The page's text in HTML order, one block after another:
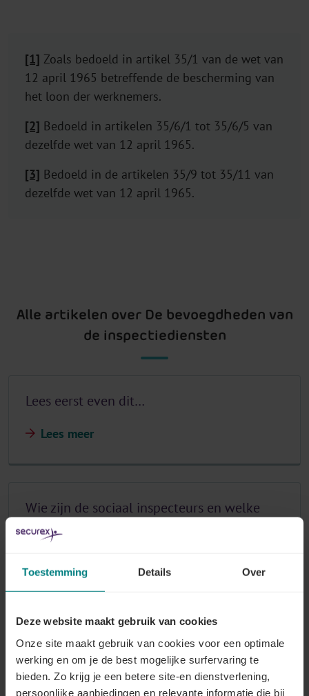
Toestemming Details Over
Deze website maakt gebruik van cookies
Onze site maakt gebruik van cookies voor een optimale
werking en om je de best mogelijke surfervaring te
bieden. Zo krijg je een betere site-en dienstverlening,
persoonlijke aanbiedingen en relevante informatie die bij
[1] Zoals bedoeld in artikel 35/1 van de wet van
12 april 1965 betreffende de bescherming van
het loon der werknemers.
[2] Bedoeld in artikelen 35/6/1 tot 35/6/5 van
dezelfde wet van 12 april 1965.
[3] Bedoeld in de artikelen 35/9 tot 35/11 van
dezelfde wet van 12 april 1965.
Alle artikelen over De bevoegdheden van
de inspectiediensten
Lees eerst even dit…
Lees meer
Wie zijn de sociaal inspecteurs en welke
diensten zijn bevoegd?
Welke beginselen moeten de sociaal
inspecteurs naleven?
Lees meer